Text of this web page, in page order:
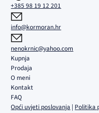
+385 98 19 12 201
info@kormoran.hr
nenokrnic@yahoo.com
Kupnja
Prodaja
O meni
Kontakt
FAQ
Opći uvjeti poslovanja | Politika